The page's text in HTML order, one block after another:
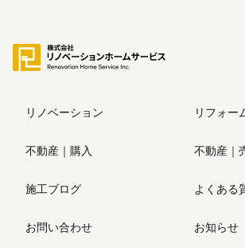
リノベーション リフォー
不動産｜購入 不動産｜
施工ブログ よくある
お問い合わせ お知らせ